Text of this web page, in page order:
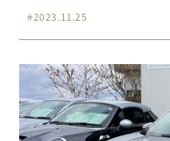
#2023.11.25